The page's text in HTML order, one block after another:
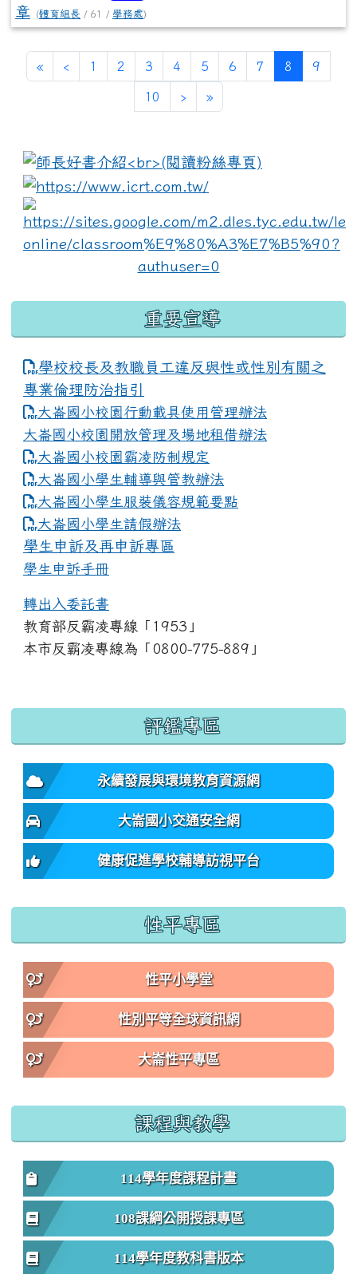
章 (體育組長 / 61 / 學務處)
« ‹ 1 2 3 4 5 6 7 8 (current)
9
10 › »
link to https://
重要宣導
學校校長及教職員工違反與性或性別有關之
專業倫理防治指引
大崙國小校園行動載具使用管理辦法
大崙國小校園開放管理及場地租借辦法
大崙國小校園霸凌防制規定
大崙國小學生輔導與管教辦法
大崙國小學生服裝儀容規範要點
link to https://www.dles.tyc.edu.tw/uploads/
大崙國小學生請假辦法
學生申訴及再申訴專區
學生申訴手冊
轉出入委託書
教育部反霸凌專線「1953」
本市反霸凌專線為「0800-775-889」
:::
評鑑專區
永續發展與環境教育資源網
大崙國小交通安全網
健康促進學校輔導訪視平台
性平專區
性平小學堂
性別平等全球資訊網
大崙性平專區
課程與教學
114學年度課程計畫
108課綱公開授課專區
114學年度教科書版本